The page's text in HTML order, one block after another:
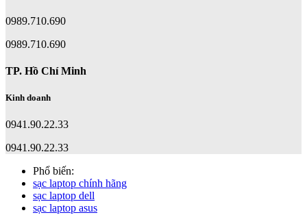
0989.710.690
0989.710.690
TP. Hồ Chí Minh
Kinh doanh
0941.90.22.33
0941.90.22.33
Phổ biến:
sạc laptop chính hãng
sạc laptop dell
sạc laptop asus